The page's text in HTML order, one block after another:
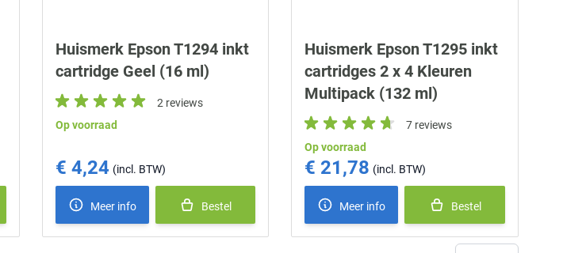
Huismerk Epson T1294 inkt
cartridge Geel (16 ml)
2 reviews
Op voorraad
€ 4,24
Meer info Bestel
Huismerk Epson T1295 inkt
cartridges 2 x 4 Kleuren
Multipack (132 ml)
7 reviews
Op voorraad
€ 21,78
Meer info Bestel